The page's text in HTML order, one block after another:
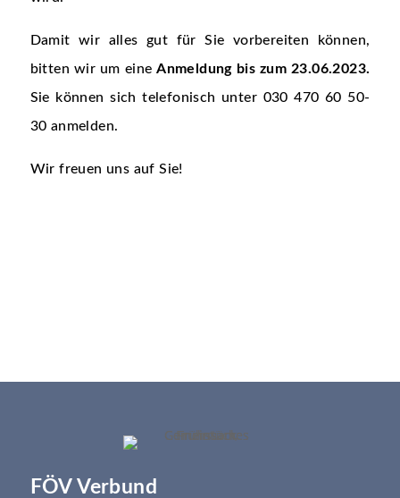
Damit wir alles gut für Sie vorbereiten können,
bitten wir um eineAnmeldung bis zum 23.06.2023.
Sie können sich telefonisch unter 030 470 60 50-
30 anmelden.
Wir freuen uns auf Sie!
FÖV Verbund